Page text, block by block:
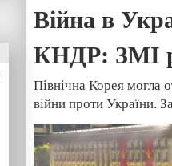
Війна в
КНДР: ЗМІ
Північна Корея могла
війни проти України.